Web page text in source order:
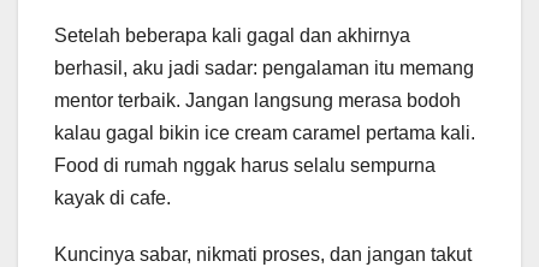
Setelah beberapa kali gagal dan akhirnya
berhasil, aku jadi sadar: pengalaman itu memang
mentor terbaik. Jangan langsung merasa bodoh
kalau gagal bikin ice cream caramel pertama kali.
Food di rumah nggak harus selalu sempurna
kayak di cafe.
Kuncinya sabar, nikmati proses, dan jangan takut